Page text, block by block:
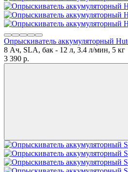
Опрыскиватель аккумуляторный
8 Ач, SLA, бак - 12 л, 3.4 л/мин, 5 кг
3 390 p.